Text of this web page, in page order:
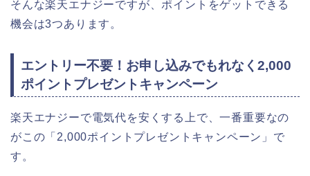
そんな楽天エナジーですが、ポイントをゲットできる
機会は3つあります。
エントリー不要！お申し込みでもれなく2,000
ポイントプレゼントキャンペーン
楽天エナジーで電気代を安くする上で、一番重要なの
がこの「2,000ポイントプレゼントキャンペーン」で
す。